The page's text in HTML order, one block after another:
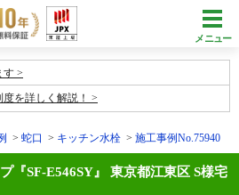
メニュー
す
を詳しく解説！
蛇口 キッチン水栓 施工事例No.75940
『SF-E546SY』 東京都江東区 S様宅